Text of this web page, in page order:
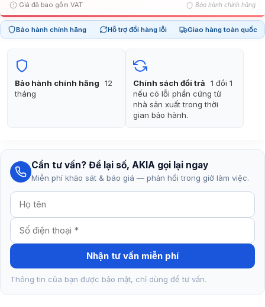
gốc
là:
650.000₫.
hiện
tại
là:
580.000₫.
Giá đã bao gồm VAT Bảo hành chính hãng
Bảo hành chính hãng Hỗ trợ đổi hàng lỗi Giao hàng toàn quốc
Bảo hành chính hãng
12
tháng
Chính sách đổi trả
1 đổi 1
nếu có lỗi phần cứng từ
nhà sản xuất trong thời
gian bảo hành.
Cần tư vấn? Để lại số, AKIA gọi lại ngay
Miễn phí khảo sát & báo giá — phản hồi trong giờ làm việc.
Nhận tư vấn miễn phí
Thông tin của bạn được bảo mật, chỉ dùng để tư vấn.